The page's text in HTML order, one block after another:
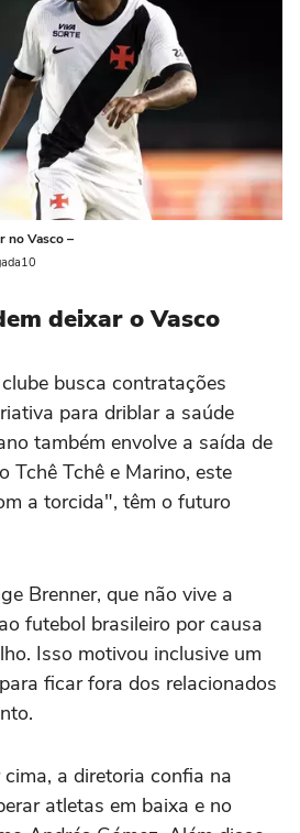
no Vasco –
deixar o Vasco
busca contratações
para driblar a saúde
também envolve a saída de
Tchê Tchê e Marino, este
a torcida", têm o futuro
Brenner, que não vive a
futebol brasileiro por causa
Isso motivou inclusive um
ficar fora dos relacionados
a diretoria confia na
atletas em baixa e no